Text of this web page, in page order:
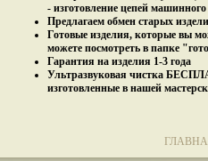
- изготовление цепей
Предлагаем обмен старых
Готовые изделия, которые вы
можете посмотреть в папке
Гарантия на изделия 1-3 года
Ультразвуковая чистка
изготовленные в нашей